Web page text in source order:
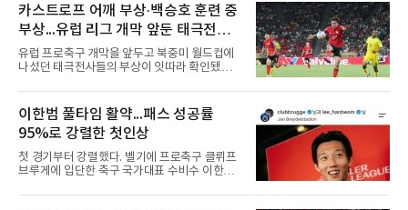
립스의 시속 155.8㎞ 바깥쪽 포심을 밀어 쳐 우
중간 담장을 넘겼다. 비거리 122ｍ, 시즌 19호이
자 통산 423번째 홈런이다. 1-2로 뒤진 7회초 2
사 3루에서는 그의 타구가 상대 투수 실책으로
이어져 동점이 됐고, 1루에 나간 뒤 놀런 섀누얼
의 역전 중월 2점 홈런 때 득점
카스트로프 어깨 부상·백승호 훈련 중
부상...유럽 리그 개막 앞둔 태극전사
악재
유럽 프로축구 개막을 앞두고 북중미 월드컵에
나섰던 태극전사들의 부상이 잇따라 확인됐다.
일(한국시간) 옌스 카스트로프가 6일 아마추어
팀 로타흐-에게른과의 친선경기에서 어깨를 다
쳐 당분간 출전이 어렵다고 밝혔다. 그는 후반 교
체 투입돼 두 골을 넣었으나 후반 22분 부상으로
물러났다.독일인 아버지와 한국인 어머니 사이
에서 태어난 카스트로프는 측면 미드필더와 측
면 수비가 가능한 자원으로, 월드컵 남아프리카
이한범 풀타임 활약...패스 성공률
95%로 강렬한 첫인상
첫 경기부터 강렬했다. 벨기에 프로축구 클뤼프
브루게에 입단한 축구 국가대표 수비수 이한범
뽑혔다.이한범은 8일(한국시간) 벨기에 브뤼헤